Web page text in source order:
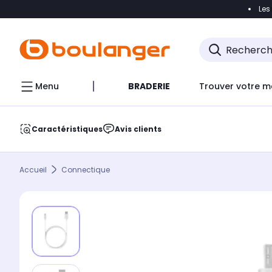
Accéder
Menu BRADERIE Trouver votre
Caractéristiques Avis clients
Accueil Connectique